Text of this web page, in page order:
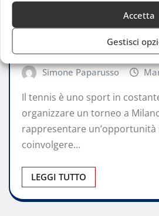
Accetta
Gestisci
Organizzare un torneo di
Milano: guida completa
Simone Paparusso
Il tennis è uno sport in
organizzare un torneo a
rappresentare
coinvolgere…
LEGGI TUTTO